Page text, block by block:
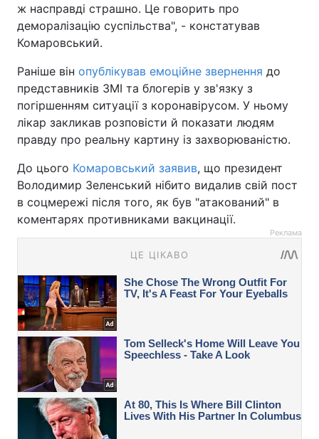
ж насправді страшно. Це говорить про
деморалізацію суспільства", - констатував
Комаровський.
Раніше він опублікував емоційне звернення до
представників ЗМІ та блогерів у зв'язку з
погіршенням ситуації з коронавірусом. У ньому
лікар закликав розповісти й показати людям
правду про реальну картину із захворюваністю.
До цього Комаровський заявив, що президент
Володимир Зеленський нібито видалив свій пост
в соцмережі після того, як був "атакований" в
коментарях противниками вакцинації.
Реклама